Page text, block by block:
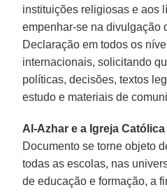
instituições religiosas e aos
empenhar-se na divulgação
Declaração em todos os
internacionais, solicitando
políticas, decisões, textos
estudo e materiais de
Al-Azhar e a Igreja Católica
Documento se torne objeto
todas as escolas, nas
de educação e formação, a